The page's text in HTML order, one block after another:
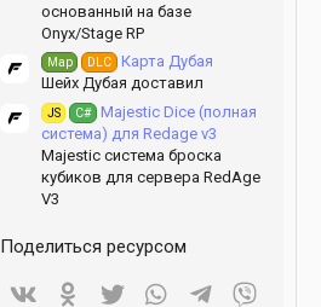
основанный на базе
Onyx/Stage RP
Map DLC Карта Дубая
Шейх Дубая доставил
JS C# Majestic Dice (полная
система) для Redage v3
Majestic система броска
кубиков для сервера RedAge
V3
Поделиться ресурсом
VkontakteOdnoklassniki
Twitter WhatsAppTelegram